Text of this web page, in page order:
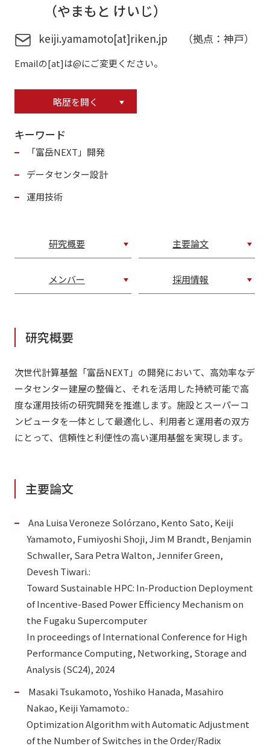
（やまもと けいじ）
keiji.yamamoto[at]riken.jp （拠点：神戸）
Emailの[at]は@にご変更ください。
略歴を開く
キーワード
「富岳NEXT」開発
データセンター設計
運用技術
研究概要 主要論文
メンバー 採用情報
研究概要
次世代計算基盤「富岳NEXT」の開発において、高効率なデ
ータセンター建屋の整備と、それを活用した持続可能で高
度な運用技術の研究開発を推進します。施設とスーパーコ
ンピュータを一体として最適化し、利用者と運用者の双方
にとって、信頼性と利便性の高い運用基盤を実現します。
主要論文
Ana Luisa Veroneze Solórzano, Kento Sato, Keiji
Yamamoto, Fumiyoshi Shoji, Jim M Brandt, Benjamin
Schwaller, Sara Petra Walton, Jennifer Green,
Devesh Tiwari.:
Toward Sustainable HPC: In-Production Deployment
of Incentive-Based Power Efficiency Mechanism on
the Fugaku Supercomputer
In proceedings of International Conference for High
Performance Computing, Networking, Storage and
Analysis (SC24), 2024
Masaki Tsukamoto, Yoshiko Hanada, Masahiro
Nakao, Keiji Yamamoto.:
Optimization Algorithm with Automatic Adjustment
of the Number of Switches in the Order/Radix